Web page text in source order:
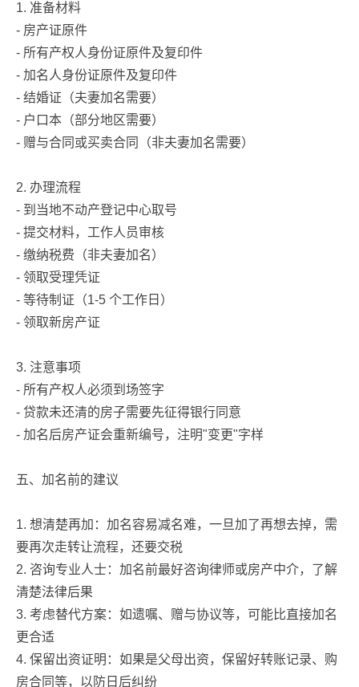
1. 准备材料
- 房产证原件
- 所有产权人身份证原件及复印件
- 加名人身份证原件及复印件
- 结婚证（夫妻加名需要）
- 户口本（部分地区需要）
- 赠与合同或买卖合同（非夫妻加名需要）
2. 办理流程
- 到当地不动产登记中心取号
- 提交材料，工作人员审核
- 缴纳税费（非夫妻加名）
- 领取受理凭证
- 等待制证（1-5 个工作日）
- 领取新房产证
3. 注意事项
- 所有产权人必须到场签字
- 贷款未还清的房子需要先征得银行同意
- 加名后房产证会重新编号，注明"变更"字样
五、加名前的建议
1. 想清楚再加：加名容易减名难，一旦加了再想去掉，需
要再次走转让流程，还要交税
2. 咨询专业人士：加名前最好咨询律师或房产中介，了解
清楚法律后果
3. 考虑替代方案：如遗嘱、赠与协议等，可能比直接加名
更合适
4. 保留出资证明：如果是父母出资，保留好转账记录、购
房合同等，以防日后纠纷